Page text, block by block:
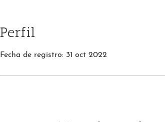
Perfil
Fecha de registro: 31 oct 2022